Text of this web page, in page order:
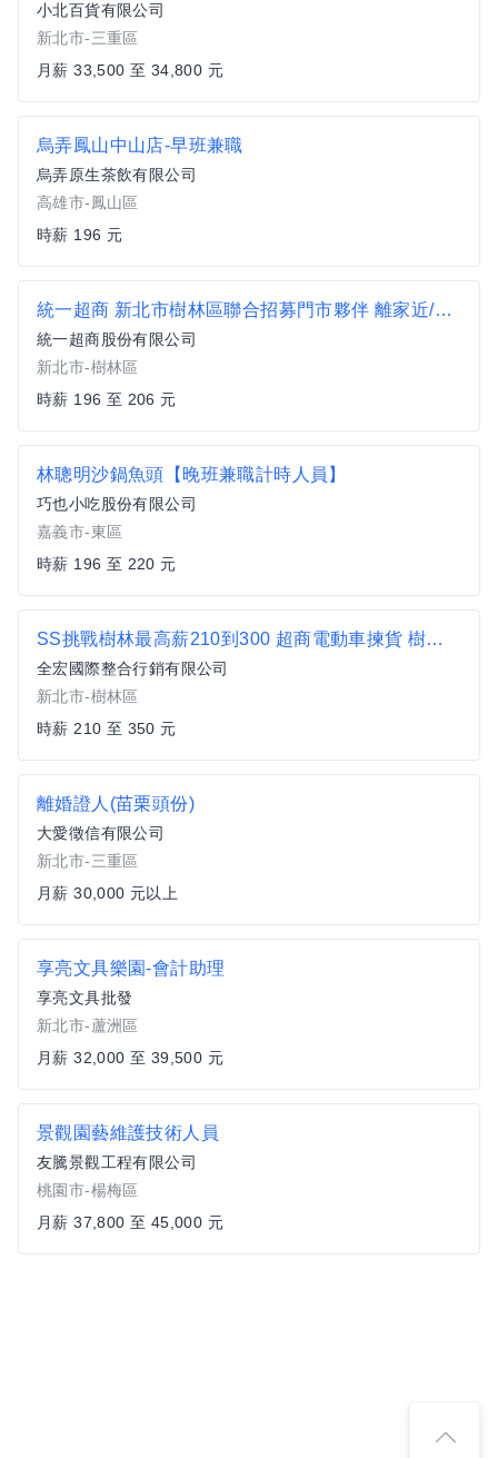
小北百貨有限公司
新北市-三重區
月薪 33,500 至 34,800 元
烏弄鳳山中山店-早班兼職
烏弄原生茶飲有限公司
高雄市-鳳山區
時薪 196 元
統一超商 新北市樹林區聯合招募門市夥伴 離家近/工時彈性 (歡迎銀髮族、二度就業加入)
統一超商股份有限公司
新北市-樹林區
時薪 196 至 206 元
林聰明沙鍋魚頭【晚班兼職計時人員】
巧也小吃股份有限公司
嘉義市-東區
時薪 196 至 220 元
SS挑戰樹林最高薪210到300 超商電動車揀貨 樹林土城三峽
全宏國際整合行銷有限公司
新北市-樹林區
時薪 210 至 350 元
離婚證人(苗栗頭份)
大愛徵信有限公司
新北市-三重區
月薪 30,000 元以上
享亮文具樂園-會計助理
享亮文具批發
新北市-蘆洲區
月薪 32,000 至 39,500 元
景觀園藝維護技術人員
友騰景觀工程有限公司
桃園市-楊梅區
月薪 37,800 至 45,000 元